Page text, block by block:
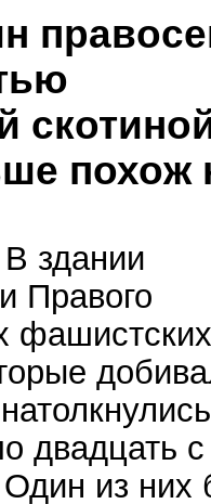
похож
В здании
Правого
фашистских
двадцать с
из них